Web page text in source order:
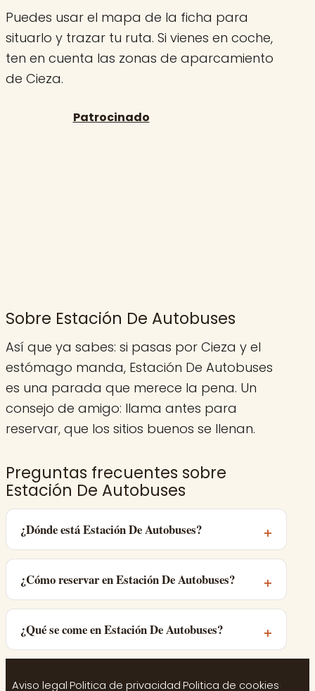
Puedes usar el mapa de la ficha para
situarlo y trazar tu ruta. Si vienes en coche,
ten en cuenta las zonas de aparcamiento
de Cieza.
Sobre Estación De Autobuses
Así que ya sabes: si pasas por Cieza y el
estómago manda, Estación De Autobuses
es una parada que merece la pena. Un
consejo de amigo: llama antes para
reservar, que los sitios buenos se llenan.
Preguntas frecuentes sobre
Estación De Autobuses
¿Dónde está Estación De Autobuses?
¿Cómo reservar en Estación De Autobuses?
¿Qué se come en Estación De Autobuses?
Aviso legal·Politica de privacidad·Politica de cookies·